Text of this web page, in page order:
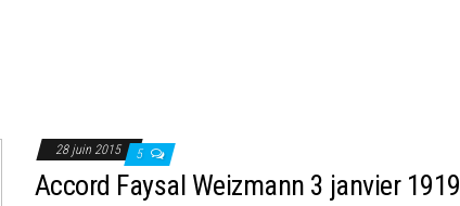
28 juin 2015 5
Accord Faysal Weizmann 3 janvier 1919